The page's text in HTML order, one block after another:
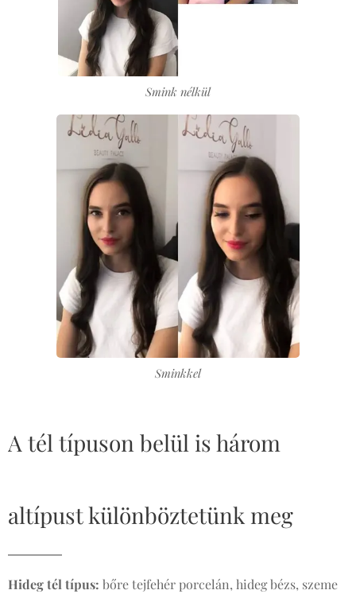
Smink nélkül
Sminkkel
A tél típuson belül is három
altípust különböztetünk meg
Hideg tél típus: bőre tejfehér porcelán, hideg bézs, szeme